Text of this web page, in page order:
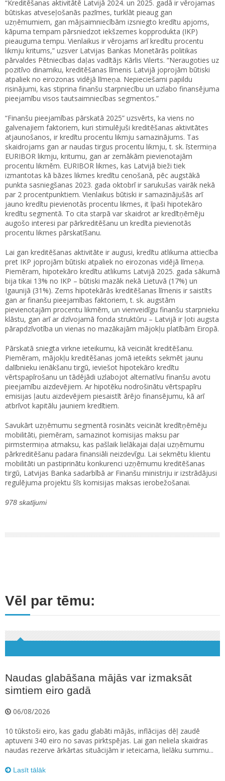
“Kreditēšanas aktivitātē Latvijā 2024. un 2025. gadā ir vērojamas
būtiskas atveseļošanās pazīmes, turklāt pieaug gan
uzņēmumiem, gan mājsaimniecībām izsniegto kredītu apjoms,
kāpuma tempam pārsniedzot iekšzemes kopprodukta (IKP)
pieauguma tempu. Vienlaikus ir vērojams arī kredītu procentu
likmju kritums,” uzsver Latvijas Bankas Monetārās politikas
pārvaldes Pētniecības daļas vadītājs Kārlis Vilerts. “Neraugoties uz
pozitīvo dinamiku, kreditēšanas līmenis Latvijā joprojām būtiski
atpaliek no eirozonas vidējā līmeņa. Nepieciešami papildu
risinājumi, kas stiprina finanšu starpniecību un uzlabo finansējuma
pieejamību visos tautsaimniecības segmentos.”
“Finanšu pieejamības pārskatā 2025” uzsvērts, ka viens no
galvenajiem faktoriem, kuri stimulējuši kreditēšanas aktivitātes
atjaunošanos, ir kredītu procentu likmju samazinājums. Tas
skaidrojams gan ar naudas tirgus procentu likmju, t. sk. īstermiņa
EURIBOR likmju, kritumu, gan ar zemākām pievienotajām
procentu likmēm. EURIBOR likmes, kas Latvijā bieži tiek
izmantotas kā bāzes likmes kredītu cenošanā, pēc augstākā
punkta sasniegšanas 2023. gada oktobrī ir sarukušas vairāk nekā
par 2 procentpunktiem. Vienlaikus būtiski ir samazinājušās arī
jauno kredītu pievienotās procentu likmes, it īpaši hipotekāro
kredītu segmentā. To cita starpā var skaidrot ar kredītņēmēju
augošo interesi par pārkreditēšanu un kredīta pievienotās
procentu likmes pārskatīšanu.
Lai gan kreditēšanas aktivitāte ir augusi, kredītu atlikuma attiecība
pret IKP joprojām būtiski atpaliek no eirozonas vidējā līmeņa.
Piemēram, hipotekāro kredītu atlikums Latvijā 2025. gada sākumā
bija tikai 13% no IKP – būtiski mazāk nekā Lietuvā (17%) un
Igaunijā (31%). Zems hipotekārās kreditēšanas līmenis ir saistīts
gan ar finanšu pieejamības faktoriem, t. sk. augstām
pievienotajām procentu likmēm, un vienveidīgu finanšu starpnieku
klāstu, gan arī ar dzīvojamā fonda struktūru – Latvijā ir ļoti augsta
pārapdzīvotība un vienas no mazākajām mājokļu platībām Eiropā.
Pārskatā sniegta virkne ieteikumu, kā veicināt kreditēšanu.
Piemēram, mājokļu kreditēšanas jomā ieteikts sekmēt jaunu
dalībnieku ienākšanu tirgū, ieviešot hipotekāro kredītu
vērtspapīrošanu un tādējādi uzlabojot alternatīvu finanšu avotu
pieejamību aizdevējiem. Ar hipotēku nodrošinātu vērtspapīru
emisijas ļautu aizdevējiem piesaistīt ārējo finansējumu, kā arī
atbrīvot kapitālu jauniem kredītiem.
Savukārt uzņēmumu segmentā rosināts veicināt kredītņēmēju
mobilitāti, piemēram, samazinot komisijas maksu par
pirmstermiņa atmaksu, kas pašlaik lielākajai daļai uzņēmumu
pārkreditēšanu padara finansiāli neizdevīgu. Lai sekmētu klientu
mobilitāti un pastiprinātu konkurenci uzņēmumu kreditēšanas
tirgū, Latvijas Banka sadarbībā ar Finanšu ministriju ir izstrādājusi
regulējuma projektu šīs komisijas maksas ierobežošanai.
978 skatījumi
Vēl par tēmu:
Naudas glabāšana mājās var izmaksāt
simtiem eiro gadā
06/08/2026
10 tūkstoši eiro, kas gadu glabāti mājās, inflācijas dēļ zaudē
aptuveni 340 eiro no savas pirktspējas. Lai gan neliela skaidras
naudas rezerve ārkārtas situācijām ir ieteicama, lielāku summu...
Lasīt tālāk